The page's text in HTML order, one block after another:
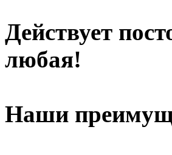
Действует
любая!
Наши